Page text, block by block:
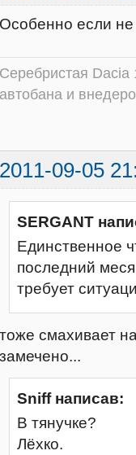
Особенно если
Серебристая
автобана и
2011-09-05
SERGANT
Единственное
последний
требует
тоже смахивает
замечено...
Sniff написав:
В тянучке?
Лёхко.